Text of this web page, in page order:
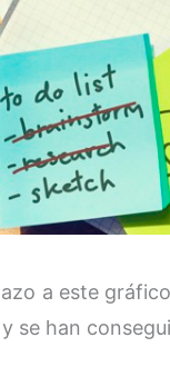
a este
se han